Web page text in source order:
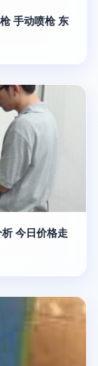
手动喷枪 东
今日价格走